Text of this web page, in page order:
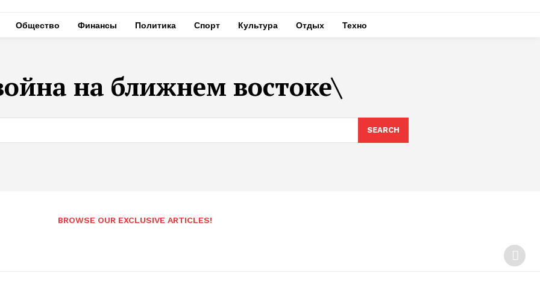
Общество Финансы Политика Спорт Культура Отдых Техно
на ближнем востоке\
SEARCH
BROWSE OUR EXCLUSIVE ARTICLES!